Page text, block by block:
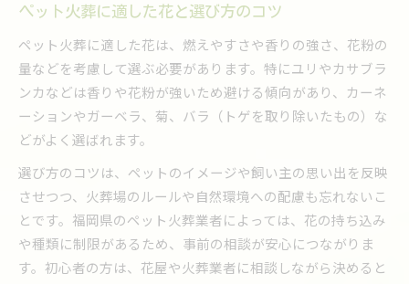
ペット火葬の供養法で心を癒す花の選び方
ペット火葬で花を準備する際の心得
ペット火葬の花準備で大切なチェックポイント
ペット火葬で花を準備するタイミングの目安
ペット火葬の花の選び方と保管方法
ペット火葬前に家族で話し合う花選びの方法
ペット火葬で花をきれいに保つコツ
供養に適した花選びとペット火葬の流れ
ペット火葬の流れと花選びの関係を解説
ペット火葬で供養に適した花選びの基準
ペット火葬に適した花と選び方のコツ
ペット火葬に適した花は、燃えやすさや香りの強さ、花粉の
量などを考慮して選ぶ必要があります。特にユリやカサブラ
ンカなどは香りや花粉が強いため避ける傾向があり、カーネ
ーションやガーベラ、菊、バラ（トゲを取り除いたもの）な
どがよく選ばれます。
選び方のコツは、ペットのイメージや飼い主の思い出を反映
させつつ、火葬場のルールや自然環境への配慮も忘れないこ
とです。福岡県のペット火葬業者によっては、花の持ち込み
や種類に制限があるため、事前の相談が安心につながりま
す。初心者の方は、花屋や火葬業者に相談しながら決めると